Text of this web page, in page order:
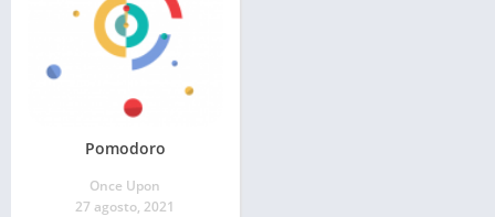
Pomodoro
Once Upon
27 agosto, 2021